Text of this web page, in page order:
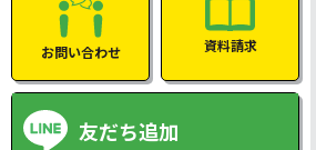
お問い合わせ 資料請求
友だち追加